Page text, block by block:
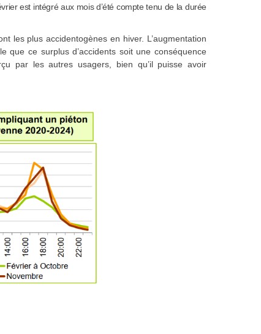
est intégré aux mois d’été compte tenu de la durée
les plus accidentogènes en hiver. L’augmentation
que ce surplus d’accidents soit une conséquence
par les autres usagers, bien qu’il puisse avoir